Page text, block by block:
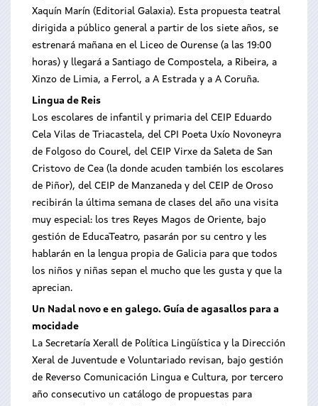
Xaquín Marín (Editorial Galaxia). Esta propuesta teatral
dirigida a público general a partir de los siete años, se
estrenará mañana en el Liceo de Ourense (a las 19:00
horas) y llegará a Santiago de Compostela, a Ribeira, a
Xinzo de Limia, a Ferrol, a A Estrada y a A Coruña.
Lingua de Reis
Los escolares de infantil y primaria del CEIP Eduardo
Cela Vilas de Triacastela, del CPI Poeta Uxío Novoneyra
de Folgoso do Courel, del CEIP Virxe da Saleta de San
Cristovo de Cea (la donde acuden también los escolares
de Piñor), del CEIP de Manzaneda y del CEIP de Oroso
recibirán la última semana de clases del año una visita
muy especial: los tres Reyes Magos de Oriente, bajo
gestión de EducaTeatro, pasarán por su centro y les
hablarán en la lengua propia de Galicia para que todos
los niños y niñas sepan el mucho que les gusta y que la
aprecian.
Un Nadal novo e en galego. Guía de agasallos para a
mocidade
La Secretaría Xerall de Política Lingüística y la Dirección
Xeral de Juventude e Voluntariado revisan, bajo gestión
de Reverso Comunicación Lingua e Cultura, por tercero
año consecutivo un catálogo de propuestas para